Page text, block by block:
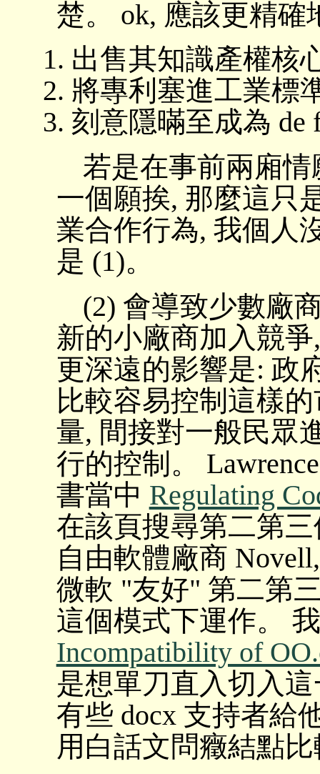
楚。 ok, 應該更精
出售其知識產權核
將專利塞進工業標
刻意隱暪至成為 de
若是在事前兩廂
一個願挨, 那麼這只
業合作行為, 我個人
是 (1)。
(2) 會導致少數廠
新的小廠商加入競
更深遠的影響是: 政
比較容易控制這樣
量, 間接對一般民眾
行的控制。
書當中 Regulating
在該頁搜尋第二第三
自由軟體廠商
微軟 "友好" 第二第
這個模式下運作。
Incompatibility of
是想單刀直入切入
有些 docx 支持者給
用白話文問癥結點